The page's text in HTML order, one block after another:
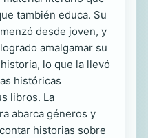
también educa. Su
desde joven, y
amalgamar su
lo que la llevó
históricas
libros. La
abarca géneros y
historias sobre